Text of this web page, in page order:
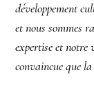
développement
et nous sommes
expertise et
convaincue que